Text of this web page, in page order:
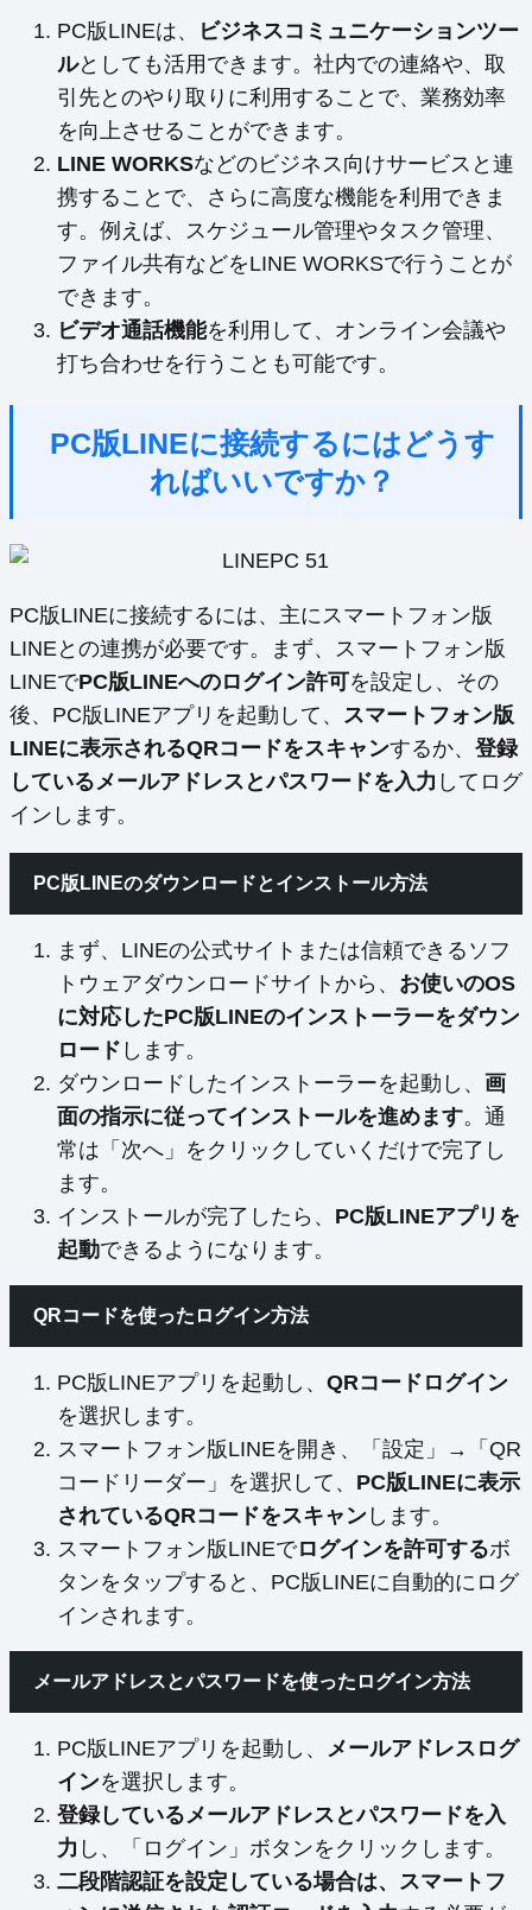
PC版LINEは、
ビジネスコミュニケーションツー
ルとしても活用できます。社内での連絡や、取
引先とのやり取りに利用することで、業務効率
を向上させることができます。
LINE WORKSなどのビジネス向けサービスと連
携することで、さらに高度な機能を利用できま
す。例えば、スケジュール管理やタスク管理、
ファイル共有などをLINE WORKSで行うことが
できます。
ビデオ通話機能を利用して、オンライン会議や
打ち合わせを行うことも可能です。
PC版LINEに接続するにはどうす
ればいいですか？
PC版LINEに接続するには、主にスマートフォン版
LINEとの連携が必要です。まず、スマートフォン版
LINEでPC版LINEへのログイン許可を設定し、その
後、PC版LINEアプリを起動して、 スマートフォン版
LINEに表示されるQRコードをスキャンするか、 登録
しているメールアドレスとパスワードを入力 してログ
インします。
PC版LINEのダウンロードとインストール方法
まず、LINEの公式サイトまたは信頼できるソフ
トウェアダウンロードサイトから、 お使いのOS
に対応したPC版LINEのインストーラーをダウン
ロード します。
ダウンロードしたインストーラーを起動し、 画
面の指示に従ってインストールを進めます。通
常は「次へ」をクリックしていくだけで完了し
ます。
インストールが完了したら、 PC版LINEアプリを
起動できるようになります。
QRコードを使ったログイン方法
PC版LINEアプリを起動し、 QRコードログイン
を選択します。
スマートフォン版LINEを開き、「設定」→「QR
コードリーダー」を選択して、 PC版LINEに表示
されているQRコードをスキャン します。
スマートフォン版LINEでログインを許可するボ
タンをタップすると、PC版LINEに自動的にログ
インされます。
メールアドレスとパスワードを使ったログイン方法
PC版LINEアプリを起動し、
メールアドレスログ
インを選択します。
登録しているメールアドレスとパスワードを入
力 し、「ログイン」ボタンをクリックします。
二段階認証を設定している場合は、スマートフ